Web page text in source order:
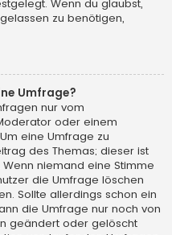
Wenn du glaubst,
zu benötigen,
Umfrage?
nur vom
oder einem
eine Umfrage zu
des Themas; dieser ist
niemand eine Stimme
die Umfrage löschen
Sollte allerdings schon ein
die Umfrage nur noch von
geändert oder gelöscht